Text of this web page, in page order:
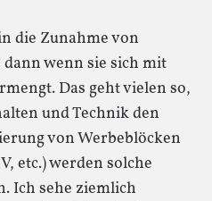
die Zunahme von
wenn sie sich mit
Das geht vielen so,
und Technik den
von Werbeblöcken
etc.) werden solche
Ich sehe ziemlich